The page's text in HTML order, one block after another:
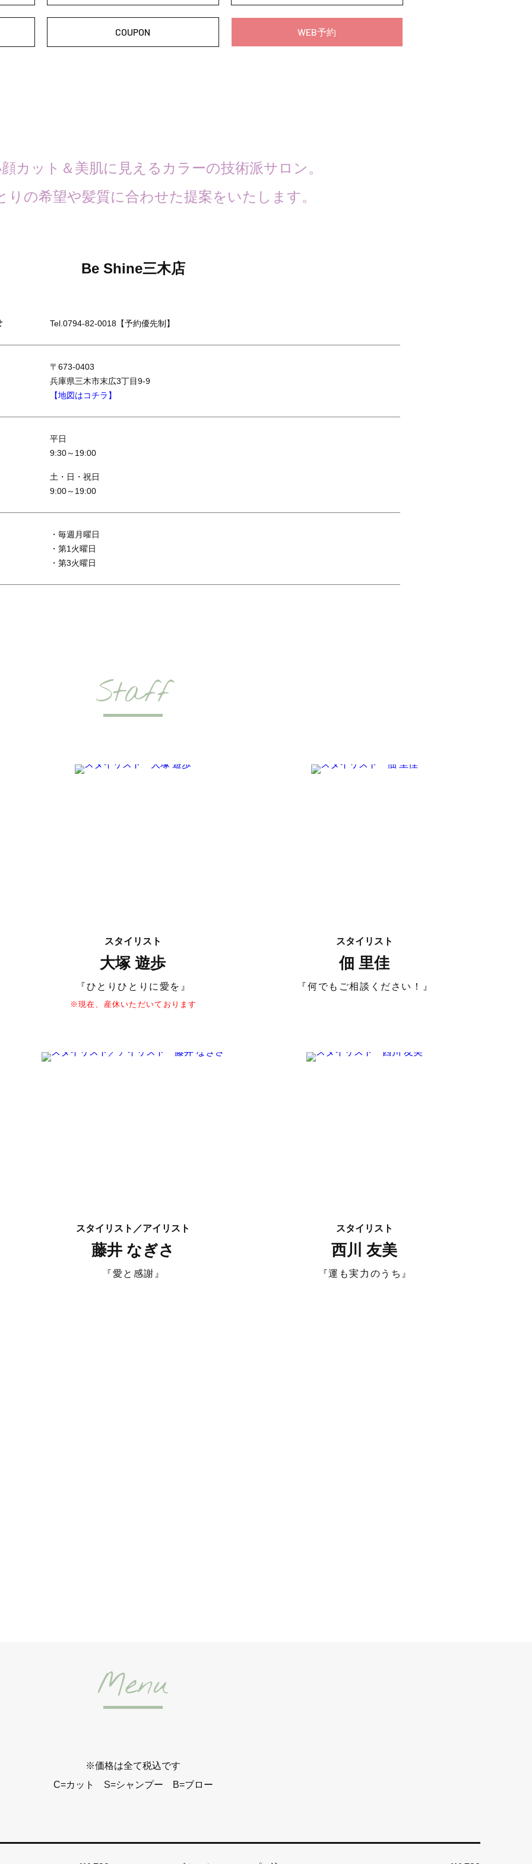
COUPON WEB予約
カット＆美肌に見えるカラーの技術派サロン。
りの希望や髪質に合わせた提案をいたします。
Be Shine三木店
Tel.0794-82-0018 【予約優先制】
〒673-0403
兵庫県三木市末広3丁目9-9
【地図はコチラ】
平日
9:30～19:00
土・日・祝日
9:00～19:00
・毎週月曜日
・第1火曜日
・第3火曜日
Staff
スタイリスト
大塚 遊歩
『ひとりひとりに愛を』
※現在、産休いただいております
スタイリスト
佃 里佳
『何でもご相談ください！』
スタイリスト／アイリスト
藤井 なぎさ
『愛と感謝』
スタイリスト
西川 友美
『運も実力のうち』
Menu
※価格は全て税込です
C=カット S=シャンプー B=ブロー